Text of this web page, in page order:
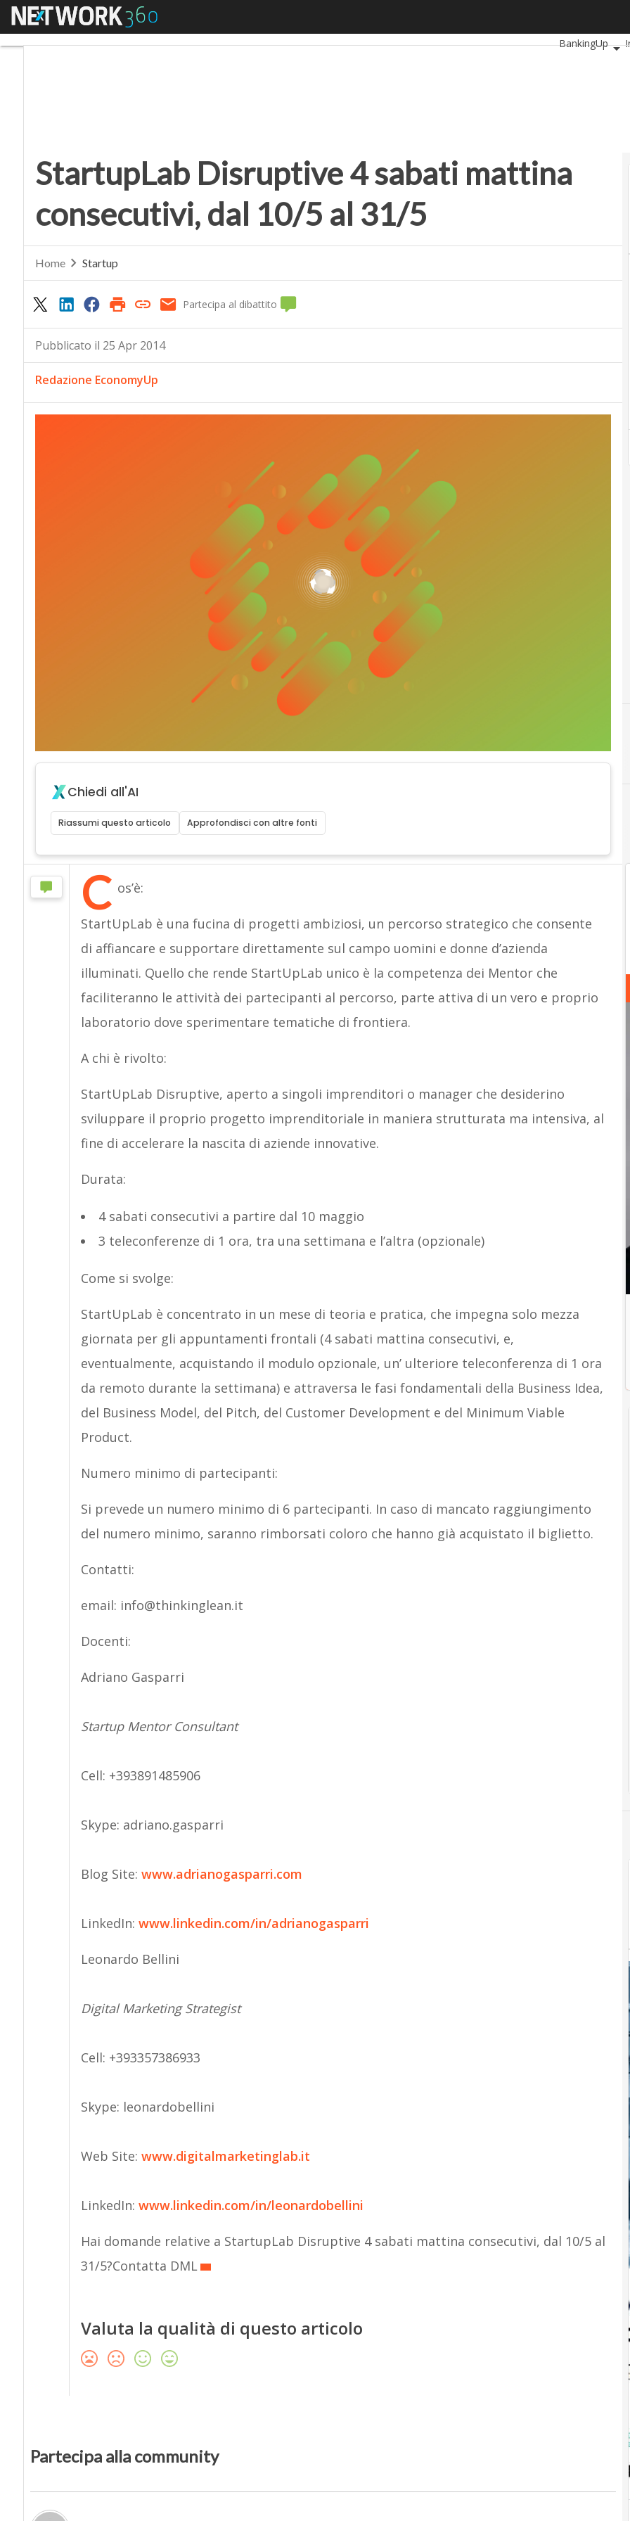
Menu
BankingUp
StartupLab Disruptive 4 sabati mattina
consecutivi, dal 10/5 al 31/5
Home Startup
Partecipa al dibattito
Pubblicato il 25 Apr 2014
Redazione EconomyUp
Chiedi all'AI
Riassumi questo articolo Approfondisci con altre fonti
C os’è:
StartUpLab è una fucina di progetti ambiziosi, un percorso strategico che consente
di affiancare e supportare direttamente sul campo uomini e donne d’azienda
illuminati. Quello che rende StartUpLab unico è la competenza dei Mentor che
faciliteranno le attività dei partecipanti al percorso, parte attiva di un vero e proprio
laboratorio dove sperimentare tematiche di frontiera.
A chi è rivolto:
StartUpLab Disruptive, aperto a singoli imprenditori o manager che desiderino
sviluppare il proprio progetto imprenditoriale in maniera strutturata ma intensiva, al
fine di accelerare la nascita di aziende innovative.
Durata:
4 sabati consecutivi a partire dal 10 maggio
3 teleconferenze di 1 ora, tra una settimana e l’altra (opzionale)
Come si svolge:
StartUpLab è concentrato in un mese di teoria e pratica, che impegna solo mezza
giornata per gli appuntamenti frontali (4 sabati mattina consecutivi, e,
eventualmente, acquistando il modulo opzionale, un’ ulteriore teleconferenza di 1 ora
da remoto durante la settimana) e attraversa le fasi fondamentali della Business Idea,
del Business Model, del Pitch, del Customer Development e del Minimum Viable
Product.
Numero minimo di partecipanti:
Si prevede un numero minimo di 6 partecipanti. In caso di mancato raggiungimento
del numero minimo, saranno rimborsati coloro che hanno già acquistato il biglietto.
Contatti:
email: info@thinkinglean.it
Docenti:
Adriano Gasparri
Startup Mentor Consultant
Cell: +393891485906
Skype: adriano.gasparri
Blog Site: www.adrianogasparri.com
LinkedIn: www.linkedin.com/in/adrianogasparri
Leonardo Bellini
Digital Marketing Strategist
Cell: +393357386933
Skype: leonardobellini
Web Site: www.digitalmarketinglab.it
LinkedIn: www.linkedin.com/in/leonardobellini
Hai domande relative a StartupLab Disruptive 4 sabati mattina consecutivi, dal 10/5 al
31/5?Contatta DML
Valuta la qualità di questo articolo
Partecipa alla community